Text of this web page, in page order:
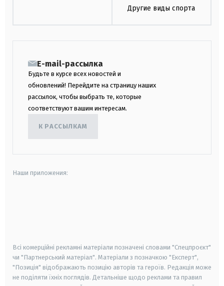
Другие виды спорта
E-mail-рассылка
Будьте в курсе всех новостей и
обновлений! Перейдите на страницу наших
рассылок, чтобы выбрать те, которые
соответствуют вашим интересам.
К РАССЫЛКАМ
Наши приложения:
Всі комерційні рекламні матеріали позначені словами "Спецпроєкт"
чи "Партнерський матеріал". Матеріали з позначкою "Експерт",
"Позиція" відображають позицію авторів та героїв. Редакція може
не поділяти їхніх поглядів. Детальніше щодо реклами та правил